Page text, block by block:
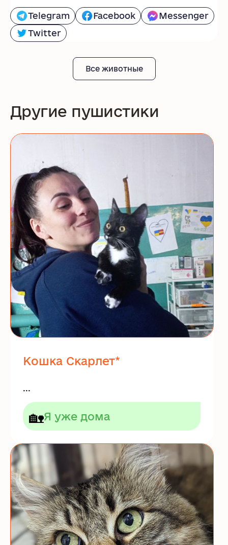
Telegram Facebook
Messenger
Twitter
Все животные
Другие пушистики
Кошка Скарлет*
...
🏡Я уже дома